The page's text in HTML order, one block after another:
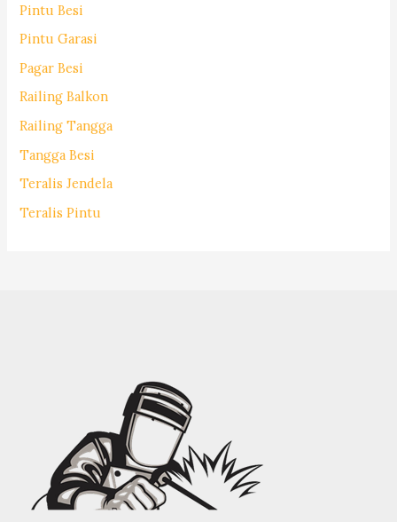
Pintu Besi
Pintu Garasi
Pagar Besi
Railing Balkon
Railing Tangga
Tangga Besi
Teralis Jendela
Teralis Pintu